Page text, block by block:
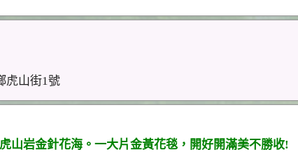
虎山街1號
山岩金針花海。一大片金黃花毯，開好開滿美不勝收!